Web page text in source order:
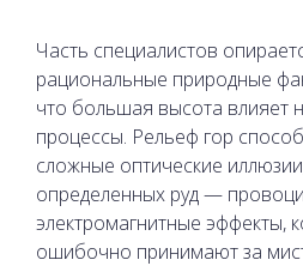
Часть специалистов
рациональные природные
что большая высота влияет
процессы. Рельеф гор
сложные оптические
определенных руд —
электромагнитные эффекты,
ошибочно принимают за